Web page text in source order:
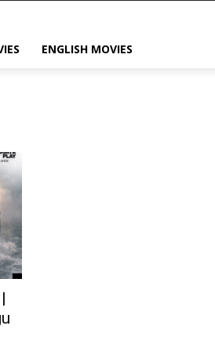
ENGLISH MOVIES